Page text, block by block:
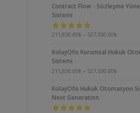
Contract Flow - Sözleşme
Sistemi
5 üzerinden
211,830.00₺ – 527,530.00₺
KolayOfis Kurumsal Hukuk
Sistemi
211,830.00₺ – 527,530.00₺
KolayOfis Hukuk Otomasyon
Next Generation